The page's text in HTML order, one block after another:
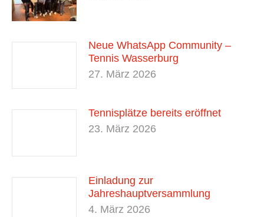
Neue WhatsApp Community –
Tennis Wasserburg
27. März 2026
Tennisplätze bereits eröffnet
23. März 2026
Einladung zur
Jahreshauptversammlung
4. März 2026